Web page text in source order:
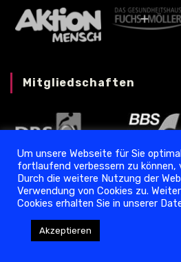
Mitgliedschaften
Datenschutz ❘
Copyright © 2024
Um unsere Webseite für Sie
fortlaufend verbessern zu können,
Durch die weitere Nutzung der
Verwendung von Cookies zu.
Cookies erhalten Sie in unserer
Akzeptieren